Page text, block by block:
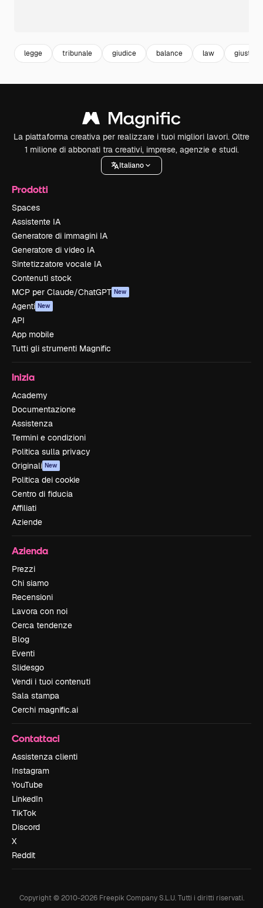
legge tribunale giudice balance law giustizia
La piattaforma creativa per realizzare i tuoi migliori lavori. Oltre
1 milione di abbonati tra creativi, imprese, agenzie e studi.
Italiano
Prodotti
Spaces
Assistente IA
Generatore di immagini IA
Generatore di video IA
Sintetizzatore vocale IA
Contenuti stock
MCP per Claude/ChatGPT New
Agenti New
API
App mobile
Tutti gli strumenti Magnific
Inizia
Academy
Documentazione
Assistenza
Termini e condizioni
Politica sulla privacy
Originali New
Politica dei cookie
Centro di fiducia
Affiliati
Aziende
Azienda
Prezzi
Chi siamo
Recensioni
Lavora con noi
Cerca tendenze
Blog
Eventi
Slidesgo
Vendi i tuoi contenuti
Sala stampa
Cerchi magnific.ai
Contattaci
Assistenza clienti
Instagram
YouTube
LinkedIn
TikTok
Discord
X
Reddit
Copyright © 2010-2026Freepik Company S.L.U. Tutti i diritti riservati.